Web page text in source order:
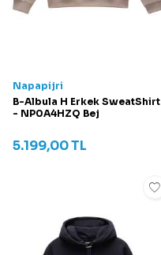
Napapijri
B-Albula H Erkek SweatShirt
- NP0A4HZQ Bej
5.199,00TL